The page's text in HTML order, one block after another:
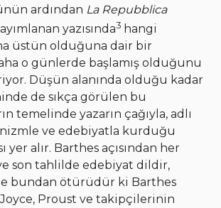
ardından La Repubblica
yazısında3 hangi
üstün olduğuna dair bir
o günlerde başlamış olduğunu
Düşün alanında olduğu kadar
de sıkça görülen bu
temelinde yazarın çağıyla, adlı
ve edebiyatla kurduğu
yer alır. Barthes açısından her
son tahlilde edebiyat dildir,
bundan ötürüdür ki Barthes
Joyce, Proust ve takipçilerinin